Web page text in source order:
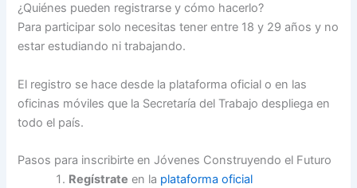
¿Quiénes pueden registrarse y cómo hacerlo?
Para participar solo necesitas tener entre 18 y 29 años y no
estar estudiando ni trabajando.
El registro se hace desde la plataforma oficial o en las
oficinas móviles que la Secretaría del Trabajo despliega en
todo el país.
Pasos para inscribirte en Jóvenes Construyendo el Futuro
Regístrate en la plataforma oficial